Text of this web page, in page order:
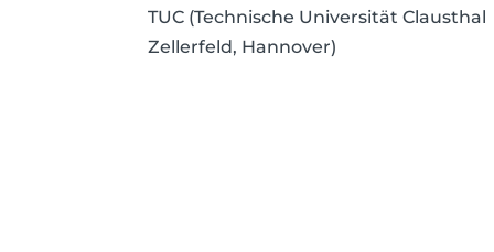
TUC (Technische Universität Clausthal
Zellerfeld, Hannover)